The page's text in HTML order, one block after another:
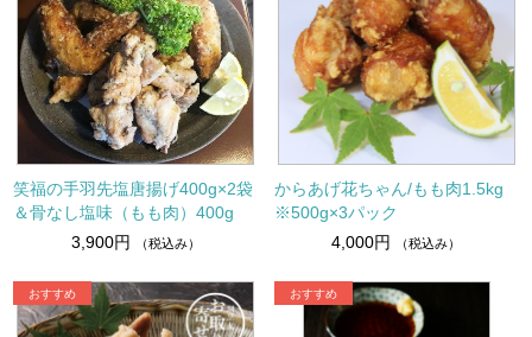
笑福の手羽先塩唐揚げ400g×2袋
＆骨なし塩味（もも肉）400g
3,900円
（税込み）
からあげ花ちゃん/もも肉1.5kg
※500g×3パック
4,000円
（税込み）